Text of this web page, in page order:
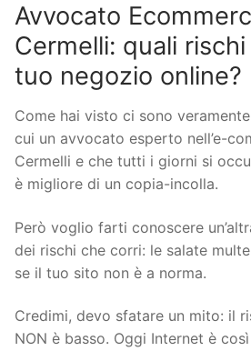
Avvocato
Cermelli: quali
tuo negozio online?
Come hai visto ci sono
cui un avvocato esperto nell’e-
Cermelli e che tutti i giorni si
è migliore di un copia-incolla.
Però voglio farti conoscere
dei rischi che corri: le salate
se il tuo sito non è a norma.
Credimi, devo sfatare un mito: il
NON è basso. Oggi Internet è